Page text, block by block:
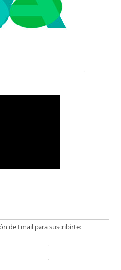
de Email para suscribirte: